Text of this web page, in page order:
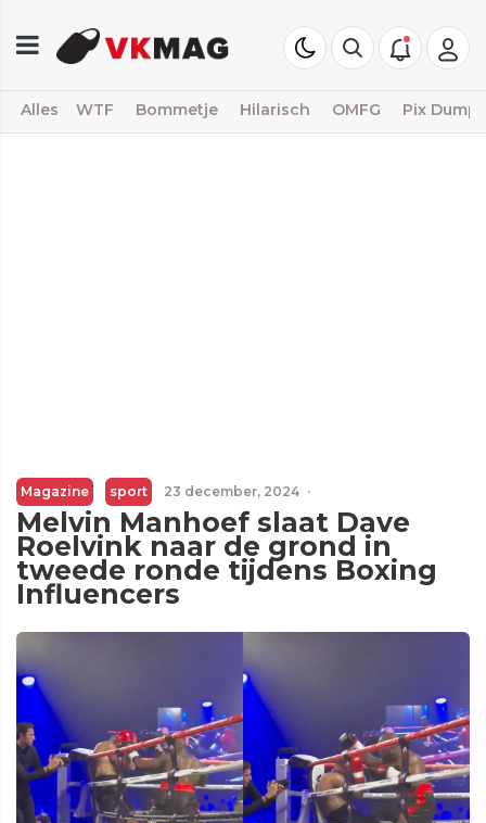
Alles WTF Bommetje Hilarisch OMFG Pix Dump
Magazine sport 23 december, 2024 ·
Melvin Manhoef slaat Dave
Roelvink naar de grond in
tweede ronde tijdens Boxing
Influencers